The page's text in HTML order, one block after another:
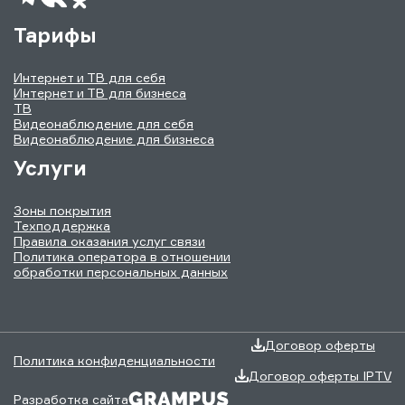
Тарифы
Интернет и ТВ для себя
Интернет и ТВ для бизнеса
ТВ
Видеонаблюдение для себя
Видеонаблюдение для бизнеса
Услуги
Зоны покрытия
Техподдержка
Правила оказания услуг связи
Политика оператора в отношении
обработки персональных данных
Политика конфиденциальности
Договор оферты
Договор оферты IPTV
Разработка сайта